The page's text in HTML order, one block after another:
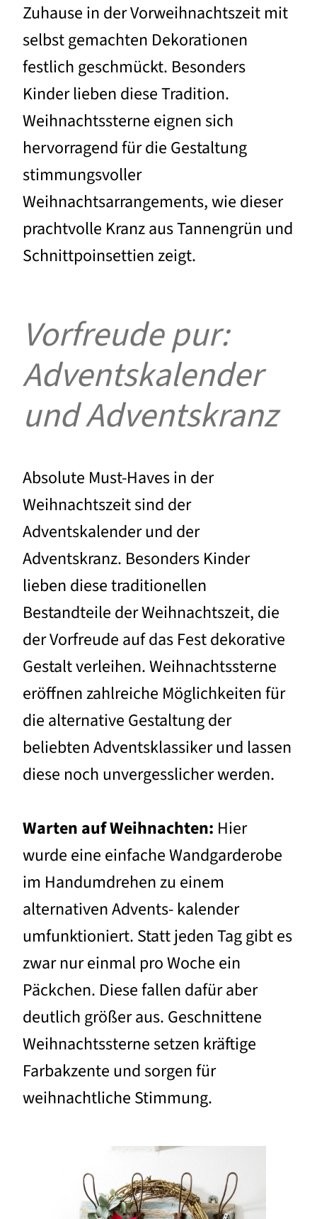
Zuhause in der Vorweihnachtszeit mit
selbst gemachten Dekorationen
festlich geschmückt. Besonders
Kinder lieben diese Tradition.
Weihnachtssterne eignen sich
hervorragend für die Gestaltung
stimmungsvoller
Weihnachtsarrangements, wie dieser
prachtvolle Kranz aus Tannengrün und
Schnittpoinsettien zeigt.
Vorfreude pur:
Adventskalender
und Adventskranz
Absolute Must-Haves in der
Weihnachtszeit sind der
Adventskalender und der
Adventskranz. Besonders Kinder
lieben diese traditionellen
Bestandteile der Weihnachtszeit, die
der Vorfreude auf das Fest dekorative
Gestalt verleihen. Weihnachtssterne
eröffnen zahlreiche Möglichkeiten für
die alternative Gestaltung der
beliebten Adventsklassiker und lassen
diese noch unvergesslicher werden.
Warten auf Weihnachten: Hier
wurde eine einfache Wandgarderobe
im Handumdrehen zu einem
alternativen Advents- kalender
umfunktioniert. Statt jeden Tag gibt es
zwar nur einmal pro Woche ein
Päckchen. Diese fallen dafür aber
deutlich größer aus. Geschnittene
Weihnachtssterne setzen kräftige
Farbakzente und sorgen für
weihnachtliche Stimmung.